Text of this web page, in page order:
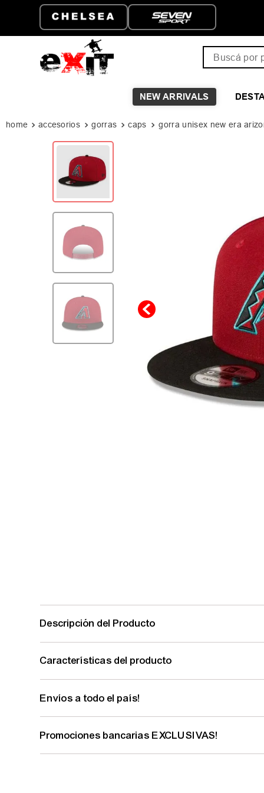
ENVÍO GRATIS A PARTIR DE
$149.999
NEW ARRIVALS
accesorios gorras caps gorra unisex new era
Descripción del Producto
Características del producto
Envíos a todo el país!
Promociones bancarias EXCLUSIVAS!